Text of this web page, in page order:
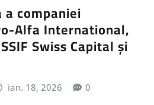
companiei
Alfa International,
Swiss Capital și
ian. 18, 2026 0